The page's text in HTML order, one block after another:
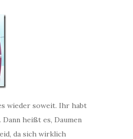
wieder soweit. Ihr habt
heißt es, Daumen
da sich wirklich